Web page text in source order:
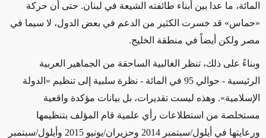
المائة، ما عدا بين أبناء طائفته الشيعة في لبنان. حتى أن حركة
«حماس» قد خسرت الكثير من الدعم في بعض الدول، لا سيما في
مصر ولكن أيضاً في منطقة الخليج.
وبناءً على ذلك، تنظر الغالبية الساحقة من الجماهير العربية
الرئيسية - حوالي 95 في المائة - نظرة سلبية إلى تنظيم «الدولة
الإسلامية». وهذه ليست تقديرات، بل بيانات مؤكدة واقعية
مستخلصة من استطلاعات رأي علمية قام المؤلف بتنظيمها
ورعايتها في أيلول/سبتمبر 2014 وحزيران/يونيو 2015 وأيلول/سبتمبر